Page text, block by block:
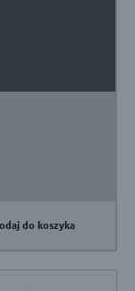
do koszyka